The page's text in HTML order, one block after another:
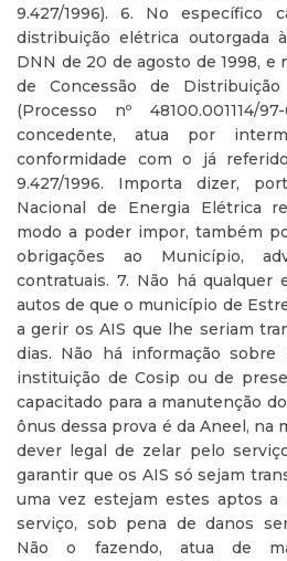
9.427/1996). 6. No específico
distribuição elétrica outorgada
DNN de 20 de agosto de 1998,
de Concessão de
(Processo nº 48100.001114/
concedente, atua por
conformidade com o já
9.427/1996. Importa dizer,
Nacional de Energia Elétrica
modo a poder impor, também
obrigações ao Município,
contratuais. 7. Não há qualquer
autos de que o município de
a gerir os AIS que lhe seriam
dias. Não há informação sobre
instituição de Cosip ou de
capacitado para a manutenção
ônus dessa prova é da Aneel, na
dever legal de zelar pelo
garantir que os AIS só sejam
uma vez estejam estes aptos a
serviço, sob pena de danos
Não o fazendo, atua de